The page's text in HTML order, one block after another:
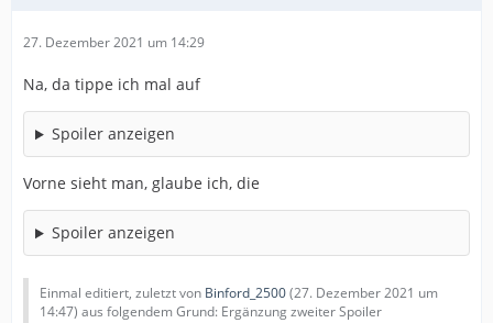
27. Dezember 2021 um 14:29
Na, da tippe ich mal auf
Spoiler anzeigen
Vorne sieht man, glaube ich, die
Spoiler anzeigen
Einmal editiert, zuletzt von Binford_2500(27. Dezember 2021 um
14:47) aus folgendem Grund: Ergänzung zweiter Spoiler